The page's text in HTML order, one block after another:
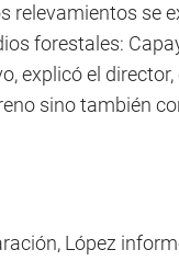
relevamientos se
forestales:
explicó el
sino también
López